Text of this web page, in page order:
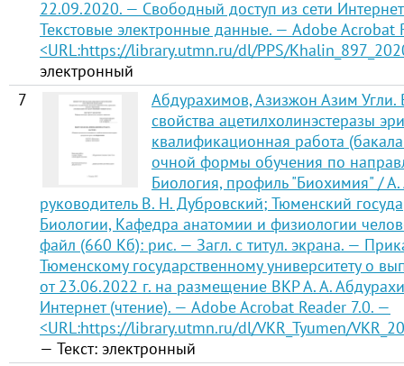
22.09.2020. — Свободный доступ из сети
Текстовые электронные данные. — Adobe Acrobat
<URL:https://library.utmn.ru/dl/PPS/
электронный
7
Абдурахимов, Азизжон Азим Угли.
свойства ацетилхолинэстеразы
квалификационная работа
очной формы обучения по
Биология, профиль "Биохимия" /
руководитель В. Н. Дубровский; Тюменский
Биологии, Кафедра анатомии и физиологии
файл (660 Кб): рис. — Загл. с титул. экрана. —
Тюменскому государственному университету о
от 23.06.2022 г. на размещение ВКР А. А.
Интернет (чтение). — Adobe Acrobat Reader 7.0. —
<URL:https://library.utmn.ru/dl/VKR_Tyumen/
— Текст: электронный